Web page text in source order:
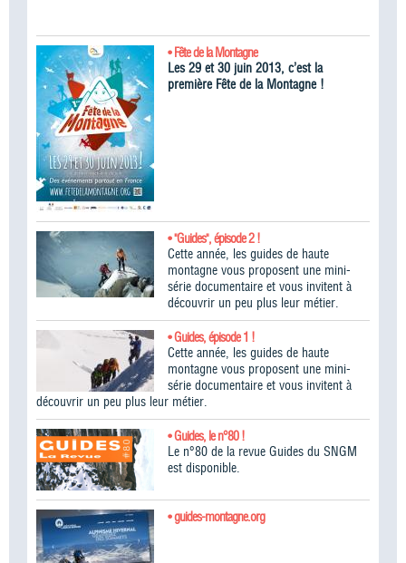
• Fête de la Montagne
Les 29 et 30 juin 2013, c’est la
première Fête de la Montagne !
• "Guides", épisode 2 !
Cette année, les guides de haute
montagne vous proposent une mini-
série documentaire et vous invitent à
découvrir un peu plus leur métier.
• Guides, épisode 1 !
Cette année, les guides de haute
montagne vous proposent une mini-
série documentaire et vous invitent à
découvrir un peu plus leur métier.
• Guides, le n°80 !
Le n°80 de la revue Guides du SNGM
est disponible.
• guides-montagne.org